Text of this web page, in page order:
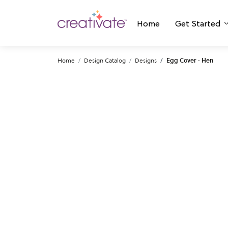
Home Get Started
Home Design Catalog Designs Egg Cover - Hen